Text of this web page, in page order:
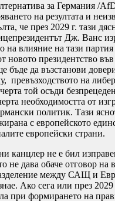
за Германия /
на резултата и
че през 2029 г. тази
Дж. Ванс
на влияние на тази
новото президентство
бъде да възстанови
превъзходството на
той осъди
необходимостта от
политик. Тази
с европейското
европейски страни.
канцлер не е бил
не дава обаче отговор на
между САЩ и
Ако сега или през 2029
при формирането на